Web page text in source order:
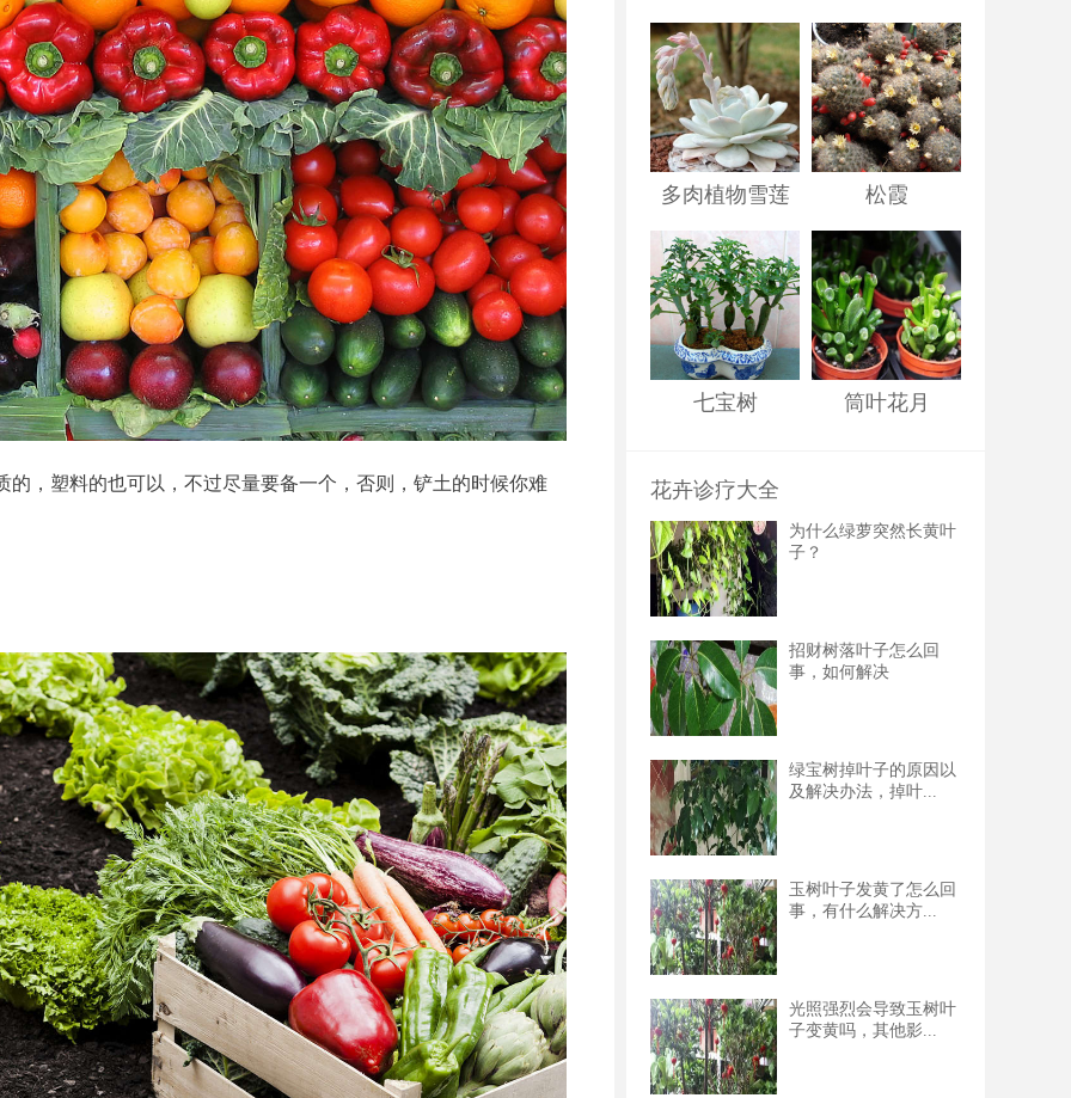
，塑料的也可以，不过尽量要备一个，否则，铲土的时候你难
多肉植物雪莲 松霞
七宝树 筒叶花月
花卉诊疗大全
为什么绿萝突然长黄叶
子？
招财树落叶子怎么回
事，如何解决
绿宝树掉叶子的原因以
及解决办法，掉叶...
玉树叶子发黄了怎么回
事，有什么解决方...
光照强烈会导致玉树叶
子变黄吗，其他影...